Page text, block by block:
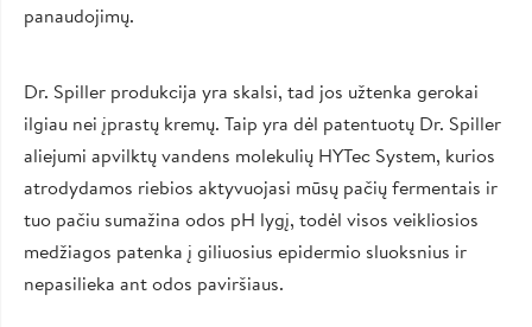
panaudojimų.
Dr. Spiller produkcija yra skalsi, tad jos užtenka gerokai
ilgiau nei įprastų kremų. Taip yra dėl patentuotų Dr. Spiller
aliejumi apvilktų vandens molekulių HYTec System, kurios
atrodydamos riebios aktyvuojasi mūsų pačių fermentais ir
tuo pačiu sumažina odos pH lygį, todėl visos veikliosios
medžiagos patenka į giliuosius epidermio sluoksnius ir
nepasilieka ant odos paviršiaus.